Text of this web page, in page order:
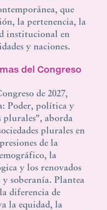
que
la pertenencia, la
institucional en
y naciones.
del Congreso
de 2027,
Poder, política y
plurales", aborda
plurales en
de la
la
y los renovados
y soberanía. Plantea
diferencia de
la equidad, la